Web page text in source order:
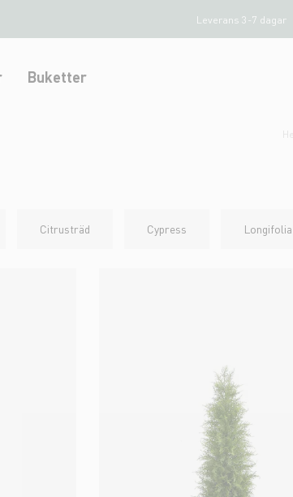
Leverans 3-7 dagar
Buketter
Citrusträd Cypress Longifolia